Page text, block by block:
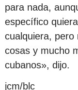
para nada,
específico
cualquiera, pero
cosas y mucho
cubanos», dijo.
jcm/blc